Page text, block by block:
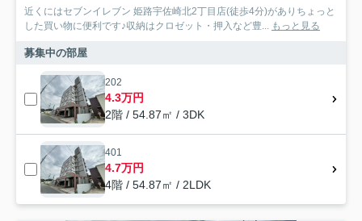
近くにはセブンイレブン 姫路宇佐崎北2丁目店(徒歩4分)がありちょっと
した買い物に便利です♪収納はクロゼット・押入など豊... もっと見る
募集中の部屋
202
4.3万円
2階 / 54.87㎡ / 3DK
401
4.7万円
4階 / 54.87㎡ / 2LDK